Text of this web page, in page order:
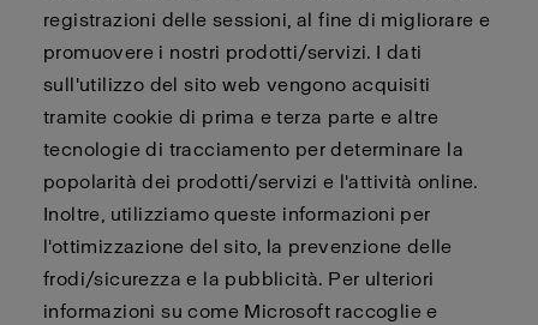
registrazioni delle sessioni, al fine di migliorare e
promuovere i nostri prodotti/servizi. I dati
sull'utilizzo del sito web vengono acquisiti
tramite cookie di prima e terza parte e altre
tecnologie di tracciamento per determinare la
popolarità dei prodotti/servizi e l'attività online.
Inoltre, utilizziamo queste informazioni per
l'ottimizzazione del sito, la prevenzione delle
frodi/sicurezza e la pubblicità. Per ulteriori
informazioni su come Microsoft raccoglie e